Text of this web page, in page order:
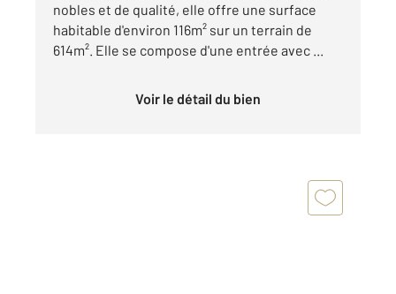
nobles et de qualité, elle offre une surface
habitable d'environ 116m² sur un terrain de
614m². Elle se compose d'une entrée avec ...
Voir le détail du bien